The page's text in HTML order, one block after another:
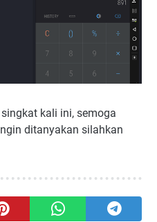
kali ini, semoga
ditanyakan silahkan